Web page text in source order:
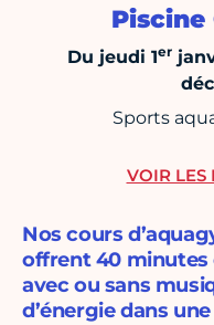
Piscine
Du jeudi 1er
Sports
Nos cours
offrent 40 minutes
avec ou sans
d’énergie dans
VOIR LES